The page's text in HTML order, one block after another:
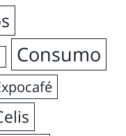
Consumo